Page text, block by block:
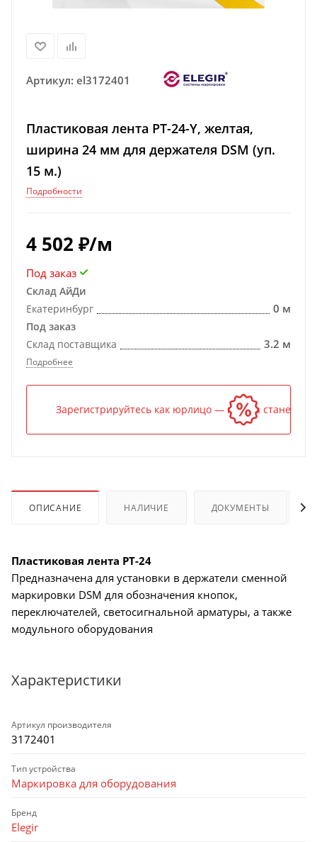
Артикул: el3172401
Пластиковая лента PT-24-Y, желтая,
ширина 24 мм для держателя DSM (уп.
15 м.)
Подробности
4 502 ₽/м
Под заказ
Склад АйДи
Екатеринбург
0 м
Под заказ
Склад поставщика
3.2 м
Подробнее
Зарегистрируйтесь как юрлицо — и цена станет
ОПИСАНИЕ НАЛИЧИЕ ДОКУМЕНТЫ
Пластиковая лента PT-24
Предназначена для установки в держатели сменной
маркировки DSM для обозначения кнопок,
переключателей, светосигнальной арматуры, а также
модульного оборудования
Характеристики
Артикул производителя
3172401
Тип устройства
Маркировка для оборудования
Бренд
Elegir